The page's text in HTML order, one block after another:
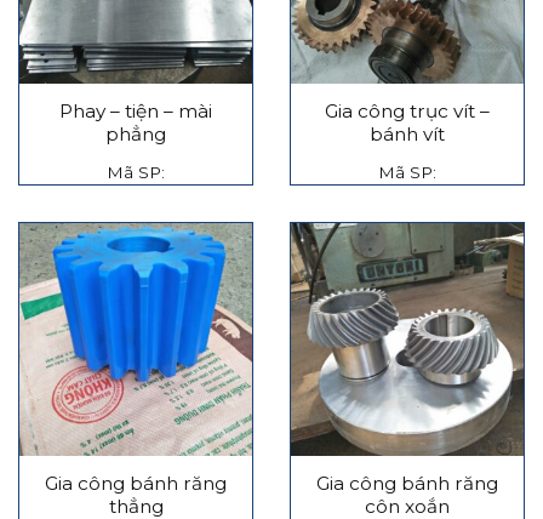
Phay – tiện – mài
phẳng
Mã SP:
Gia công trục vít –
bánh vít
Mã SP:
Gia công bánh răng
thẳng
Gia công bánh răng
côn xoắn